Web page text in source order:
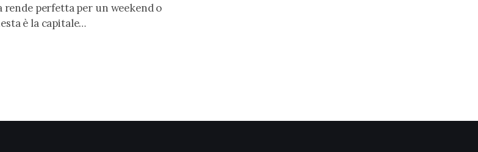
rende perfetta per un weekend o
è la capitale…